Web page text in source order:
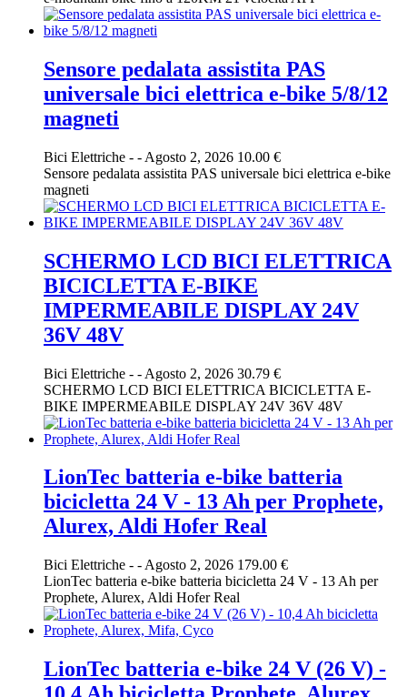
Sensore pedalata assistita PAS
universale bici elettrica e-bike 5/8/12
magneti
Bici Elettriche - - Agosto 2, 2026 10.00 €
Sensore pedalata assistita PAS universale bici elettrica e-bike
magneti
SCHERMO LCD BICI ELETTRICA
BICICLETTA E-BIKE
IMPERMEABILE DISPLAY 24V
36V 48V
Bici Elettriche - - Agosto 2, 2026 30.79 €
SCHERMO LCD BICI ELETTRICA BICICLETTA E-
BIKE IMPERMEABILE DISPLAY 24V 36V 48V
LionTec batteria e-bike batteria
bicicletta 24 V - 13 Ah per Prophete,
Alurex, Aldi Hofer Real
Bici Elettriche - - Agosto 2, 2026 179.00 €
LionTec batteria e-bike batteria bicicletta 24 V - 13 Ah per
Prophete, Alurex, Aldi Hofer Real
LionTec batteria e-bike 24 V (26 V) -